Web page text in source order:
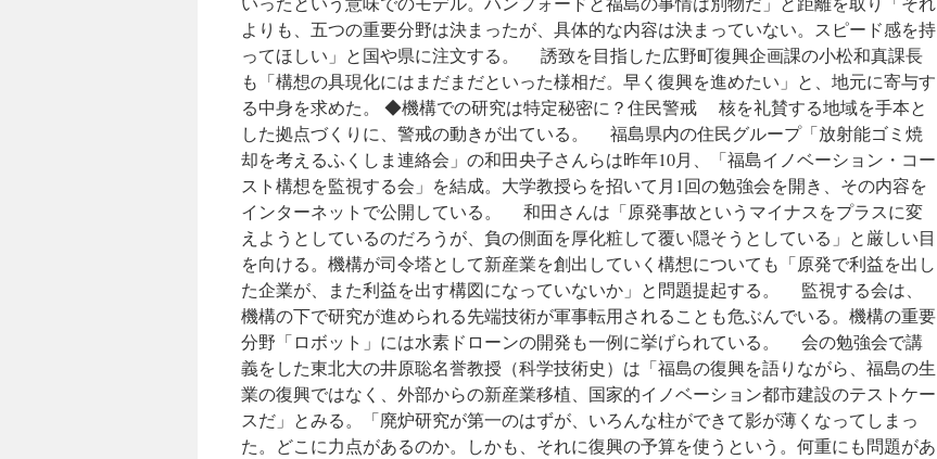
風
評
被
害
を
招
い
た
の
は
そ
も
そ
も
via
東
京
新
聞
よりも、五つの重要分野は決まったが、具体的な内容は決まっていない。スピード感を持
ってほしい」と国や県に注文する。 誘致を目指した広野町復興企画課の小松和真課長
も「構想の具現化にはまだまだといった様相だ。早く復興を進めたい」と、地元に寄与す
る中身を求めた。 ◆機構での研究は特定秘密に？住民警戒 核を礼賛する地域を手本と
した拠点づくりに、警戒の動きが出ている。 福島県内の住民グループ「放射能ゴミ焼
却を考えるふくしま連絡会」の和田央子さんらは昨年10月、「福島イノベーション・コー
スト構想を監視する会」を結成。大学教授らを招いて月1回の勉強会を開き、その内容を
インターネットで公開している。 和田さんは「原発事故というマイナスをプラスに変
えようとしているのだろうが、負の側面を厚化粧して覆い隠そうとしている」と厳しい目
を向ける。機構が司令塔として新産業を創出していく構想についても「原発で利益を出し
た企業が、また利益を出す構図になっていないか」と問題提起する。 監視する会は、
機構の下で研究が進められる先端技術が軍事転用されることも危ぶんでいる。機構の重要
分野「ロボット」には水素ドローンの開発も一例に挙げられている。 会の勉強会で講
義をした東北大の井原聡名誉教授（科学技術史）は「福島の復興を語りながら、福島の生
業の復興ではなく、外部からの新産業移植、国家的イノベーション都市建設のテストケー
スだ」とみる。「廃炉研究が第一のはずが、いろんな柱ができて影が薄くなってしまっ
た。どこに力点があるのか。しかも、それに復興の予算を使うという。何重にも問題があ